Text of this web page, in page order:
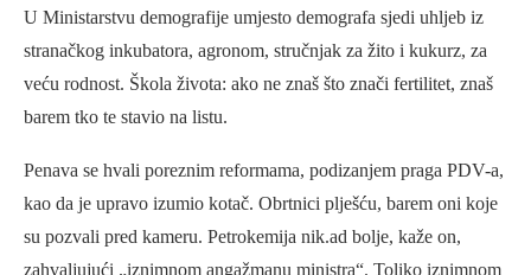
U Ministarstvu demografije umjesto demografa sjedi uhljeb iz
stranačkog inkubatora, agronom, stručnjak za žito i kukurz, za
veću rodnost. Škola života: ako ne znaš što znači fertilitet, znaš
barem tko te stavio na listu.
Penava se hvali poreznim reformama, podizanjem praga PDV-a,
kao da je upravo izumio kotač. Obrtnici plješću, barem oni koje
su pozvali pred kameru. Petrokemija nik.ad bolje, kaže on,
zahvaljujući „iznimnom angažmanu ministra“. Toliko iznimnom